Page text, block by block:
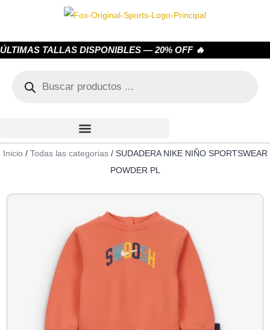
ÚLTIMAS TALLAS DISPONIBLES — 20% OFF 🔥
Inicio/ Todas las categorias/ SUDADERA NIKE NIÑO SPORTSWEAR
POWDER PL